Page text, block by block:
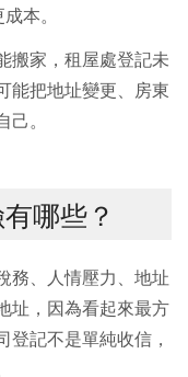
本。
搬家，租屋處登記未
能把地址變更、房東
。
哪些？
務、人情壓力、地址
址，因為看起來最方
記不是單純收信，